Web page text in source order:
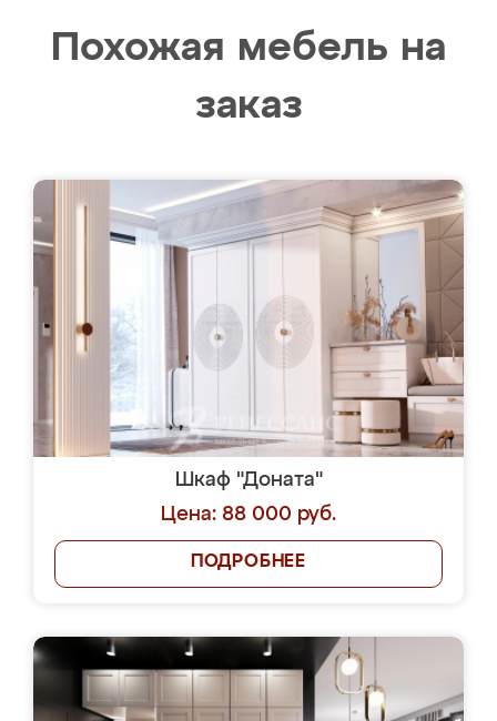
Похожая мебель на
заказ
Шкаф "Доната"
Цена: 88 000 руб.
ПОДРОБНЕЕ